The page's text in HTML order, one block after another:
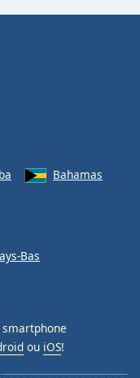
Bahamas
Bas
ou iOS!